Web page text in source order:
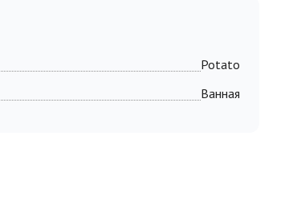
Potato
Ванная